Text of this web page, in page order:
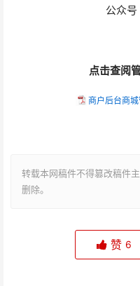
公众号
点击查阅
商户后台商
转载本网稿件不得篡改稿件
删除。
赞 6